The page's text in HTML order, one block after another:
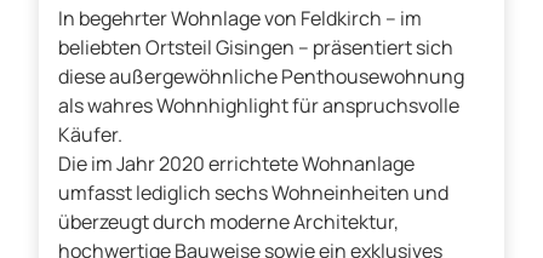
In begehrter Wohnlage von Feldkirch – im
beliebten Ortsteil Gisingen – präsentiert sich
diese außergewöhnliche Penthousewohnung
als wahres Wohnhighlight für anspruchsvolle
Käufer.
Die im Jahr 2020 errichtete Wohnanlage
umfasst lediglich sechs Wohneinheiten und
überzeugt durch moderne Architektur,
hochwertige Bauweise sowie ein exklusives